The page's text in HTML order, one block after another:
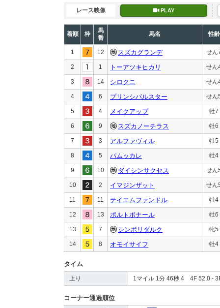
レース映像 PLAY
着順 枠
馬
番
馬名 性齢
1 12 スズカグランデ せん
2 1 トーアツキヒカリ せん
3 14 シロクニ せん
4 6 プリンシパルスター せん
5 4 メイクアップ 牡7
6 9 スズカノーチラス 牡6
7 3 アルファヴィル 牡5
8 5 パムッカレ 牡4
9 10 ダイシンサクセス せん
10 2 イマジンザット せん
11 11 テイエムファンドル 牡4
12 13 ポルトボナール 牡6
13 7 シンボリダルク 牝5
14 8 オモイサイフ 牡4
タイム
上り 1マイル 1分 46秒 4 4F 52.0 -
コーナー通過順位